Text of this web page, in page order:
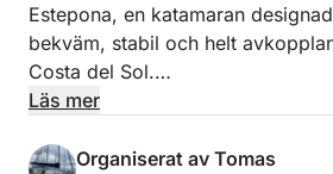
Estepona, en katamaran
bekväm, stabil och helt
Costa del Sol.
Läs mer
Organiserat av Tomas